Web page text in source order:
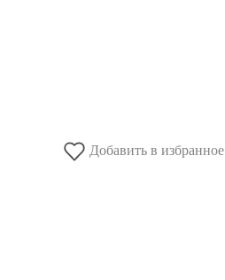
Добавить в избранное